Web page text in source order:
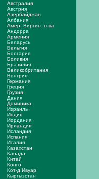
Австралия
Австрия
Азербайджан
Албания
Амер. Виргин. о-ва
Андорра
Армения
Беларусь
Бельгия
Болгария
Боливия
Бразилия
Великобритания
Венгрия
Германия
Греция
Грузия
Дания
Доминика
Израиль
Индия
Иордания
Ирландия
Исландия
Испания
Италия
Казахстан
Канада
Китай
Конго
Кот-д Ивуар
Кыргызстан